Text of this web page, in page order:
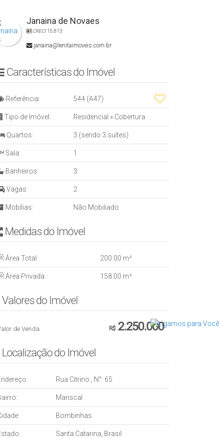
Janaina de Novaes
CRECI15.813
janaina@lenitaimoveis.com.br
Características do Imóvel
Referência: 544 (A47)
Tipo de Imóvel: Residencial » Cobertura
Quartos: 3 (sendo 3 suítes)
Sala: 1
Banheiros: 3
Vagas: 2
Mobílias: Não Mobiliado
Medidas do Imóvel
Área Total: 200 .00 m²
Área Privada: 158 .00 m²
Valores do Imóvel
R$2.250.000
de Venda
Localização do Imóvel
Rua Citrino N°: 65
Mariscal
Bombinhas
Santa Catarina, Brasil